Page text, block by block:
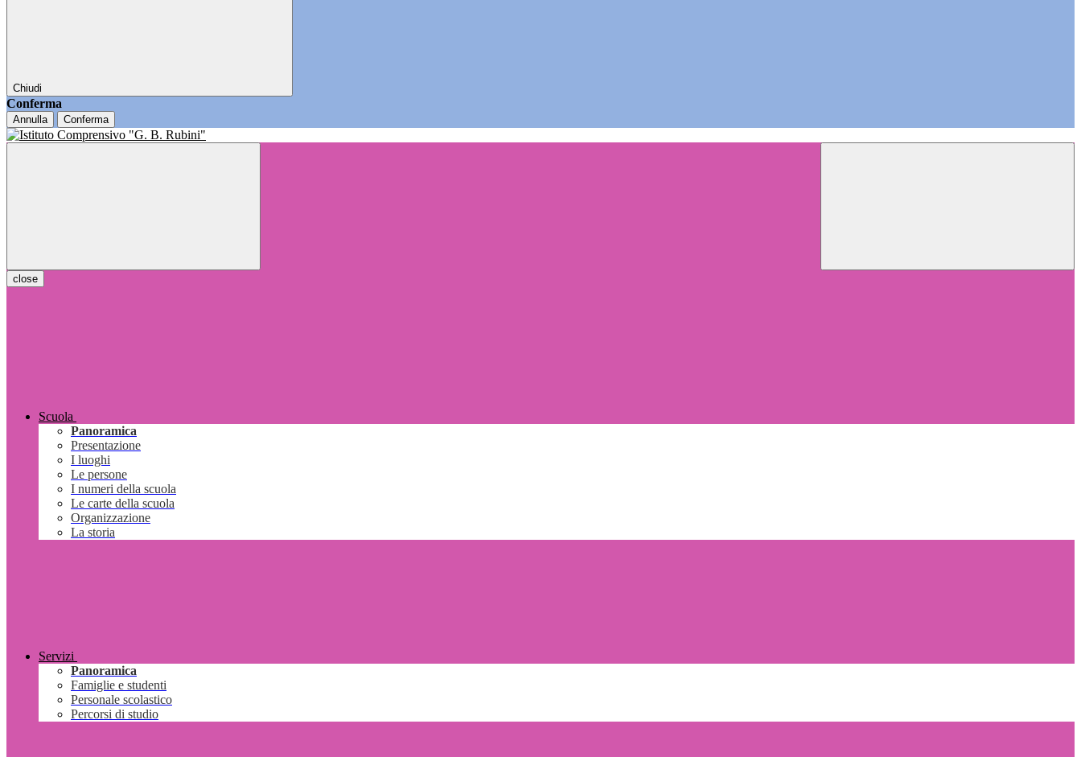
Chiudi
Conferma
Annulla Conferma
close
Scuola
Panoramica
Presentazione
I luoghi
Le persone
I numeri della scuola
Le carte della scuola
Organizzazione
La storia
Servizi
Panoramica
Famiglie e studenti
Personale scolastico
Percorsi di studio